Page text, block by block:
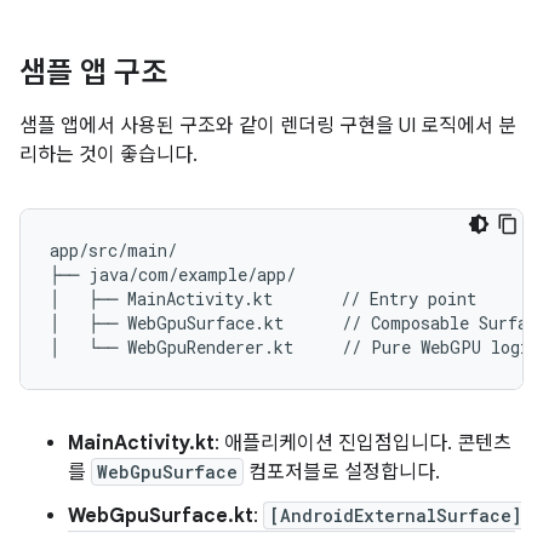
샘플 앱 구조
샘플 앱에서 사용된 구조와 같이 렌더링 구현을 UI 로직에서 분
리하는 것이 좋습니다.
app/src/main/
├── java/com/example/app/
│   ├── MainActivity.kt       // Entry point
│   ├── WebGpuSurface.kt      // Composable
MainActivity.kt: 애플리케이션 진입점입니다. 콘텐츠
를 WebGpuSurface 컴포저블로 설정합니다.
WebGpuSurface.kt:
[AndroidExternalSurface]